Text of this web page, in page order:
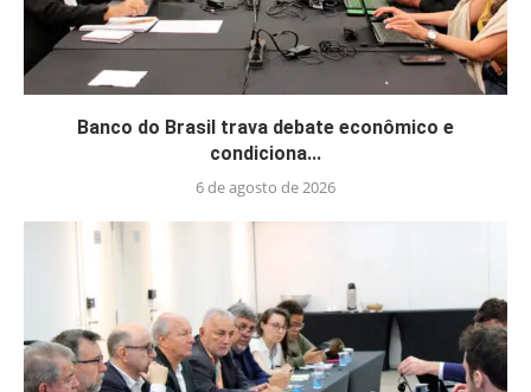
Banco do Brasil trava debate econômico e
condiciona...
6 de agosto de 2026